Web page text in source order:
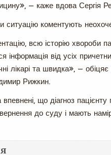
— каже вдова Сергія
ситуацію коментують
всю історію хвороби
від усіх
лікарі та швидка», —
Рижкин.
що діагноз пацієнту
до суду і мають